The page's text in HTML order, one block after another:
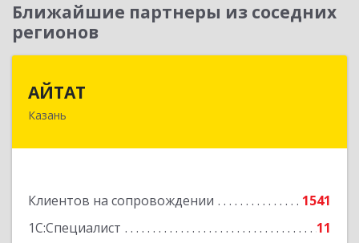
Ближайшие партнеры из соседних
регионов
АЙТАТ
Казань
Клиентов на сопровождении
1541
1С:Специалист
11
Подробнее